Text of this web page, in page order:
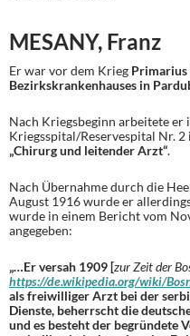
MESANY, Franz
Er war vor dem Krieg Primarius
Bezirkskrankenhauses in
Nach Kriegsbeginn arbeitete er
Kriegsspital/Reservespital Nr. 2
„Chirurg und leitender Arzt“.
Nach Übernahme durch die
August 1916 wurde er
wurde in einem Bericht vom
angegeben:
„…Er versah 1909 [zur Zeit der
https://de.wikipedia.org/wiki/
als freiwilliger Arzt bei der
Dienste, beherrscht die
und es besteht der begründete